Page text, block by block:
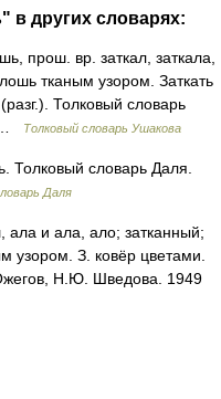
в других словарях:
прош. вр. заткал, заткала,
тканым узором. Заткать
Толковый словарь
…
Толковый словарь Ушакова
Толковый словарь Даля.
Даля
и ала, ало; затканный;
узором. З. ковёр цветами.
Н.Ю. Шведова. 1949